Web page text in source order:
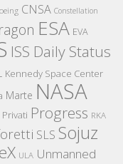
CNSA Constellation
ESA EVA
ISS Daily Status
Kennedy Space Center
Marte NASA
Privati Progress RKA
SLS Sojuz
ULA Unmanned